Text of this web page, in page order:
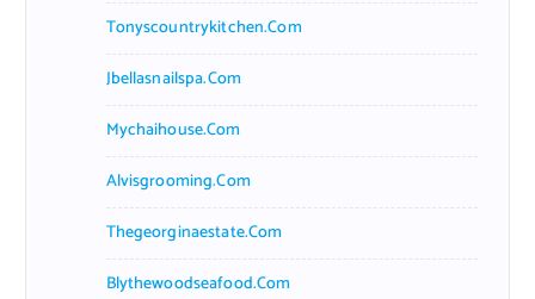
Tonyscountrykitchen.com
Jbellasnailspa.com
Mychaihouse.com
Alvisgrooming.com
Thegeorginaestate.com
Blythewoodseafood.com